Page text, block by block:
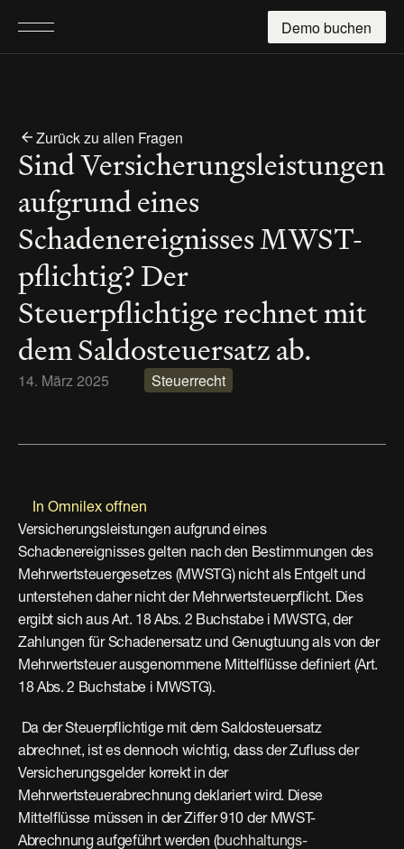
Zurück zu allen Fragen
Sind Versicherungsleistungen
aufgrund eines
Schadenereignisses MWST-
pflichtig? Der
Steuerpflichtige rechnet mit
dem Saldosteuersatz ab.
14. März 2025 Steuerrecht
In Omnilex offnen
Versicherungsleistungen aufgrund eines
Schadenereignisses gelten nach den Bestimmungen des
Mehrwertsteuergesetzes (MWSTG) nicht als Entgelt und
unterstehen daher nicht der Mehrwertsteuerpflicht. Dies
ergibt sich aus Art. 18 Abs. 2 Buchstabe i MWSTG, der
Zahlungen für Schadenersatz und Genugtuung als von der
Mehrwertsteuer ausgenommene Mittelflüsse definiert (Art.
18 Abs. 2 Buchstabe i MWSTG).
abrechnet, ist es dennoch wichtig, dass der Zufluss der
Versicherungsgelder korrekt in der
Mehrwertsteuerabrechnung deklariert wird. Diese
Mittelflüsse müssen in der Ziffer 910 der MWST-
Abrechnung aufgeführt werden (buchhaltungs-
Demo buchen